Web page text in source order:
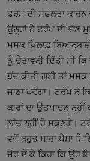
ਫਰਮ ਦੀ ਸਫਲਤਾ
ਉਨ੍ਹਾਂ ਨੇ ਟਰੰਪ ਦੀ ਚੋਣ
ਮਸਕ ਖ਼ਿਲਾਫ਼
ਨੂੰ ਚੇਤਾਵਨੀ ਦਿੱਤੀ ਸੀ
ਬੰਦ ਕੀਤੀ ਗਈ ਤਾਂ ਮਸਕ
ਜਾਣਾ ਪਵੇਗਾ। ਟਰੰਪ ਨੇ
ਕਾਰਾਂ ਦਾ ਉਤਪਾਦਨ
ਲਾਂਚ ਨਹੀਂ ਹੋ ਸਕਣਗੇ।
ਵਜੋਂ ਬਹੁਤ ਸਾਰਾ ਪੈਸਾ
ਜ਼ੋਰ ਦੇ ਕੇ ਕਿਹਾ ਕਿ ਉਹ